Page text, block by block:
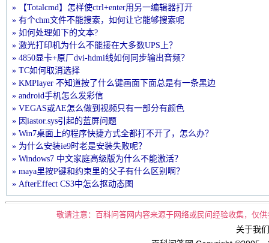
» 【Totalcmd】怎样使ctrl+enter用另一编辑器打开
» 有个chm文件不能搜索，如何让它能够搜索呢
» 如何处理如下的文本?
» 激光打印机为什么不能接在大多数UPS上？
» 4850显卡+原厂dvi-hdmi线如何同步输出音频？
» TC如何取消选择
» KMPlayer 不知道按了什么键画面下面总是有一条黑边
» android手机怎么发彩信
» VEGAS或AE怎么做到视频只有一部分有颜色
» 因iastor.sys引起的蓝屏问题
» Win7桌面上的程序快捷方式全都打不开了，怎么办？
» 为什么安装ie9时老是安装失败呢？
» Windows7 中文家庭高级版为什么不能激活？
» maya里按P键和约束里的父子有什么区别啊？
» AfterEffect CS3中怎么抠动态图
敬请注意：百科问答网内容来源于网络或民间经验收集，仅
关于我